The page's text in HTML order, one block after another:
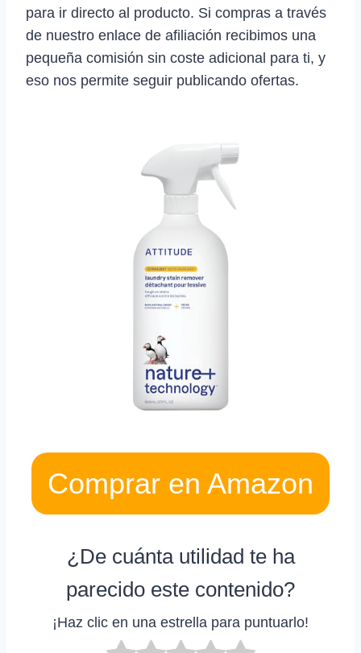
para ir directo al producto. Si compras a través
de nuestro enlace de afiliación recibimos una
pequeña comisión sin coste adicional para ti, y
eso nos permite seguir publicando ofertas.
Comprar en Amazon
¿De cuánta utilidad te ha
parecido este contenido?
¡Haz clic en una estrella para puntuarlo!